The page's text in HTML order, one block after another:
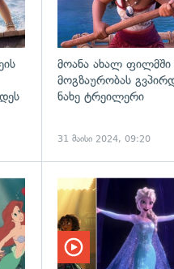
მოანა ახალ
მოგზაურობას
ნახე ტრეილერი
31 მაისი 2024, 09:20